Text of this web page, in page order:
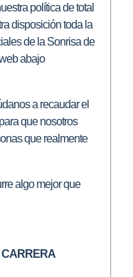
política de total
disposición toda la
de la Sonrisa de
abajo
a recaudar el
que nosotros
que realmente
algo mejor que
CARRERA